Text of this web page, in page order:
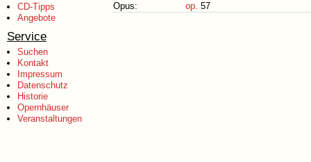
CD-Tipps
Angebote
Service
Suchen
Kontakt
Impressum
Datenschutz
Historie
Opernhäuser
Veranstaltungen
Opus:
op. 57